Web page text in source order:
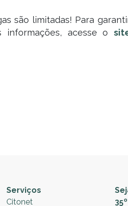
são limitadas! Para
acesse o
Serviços
Citonet